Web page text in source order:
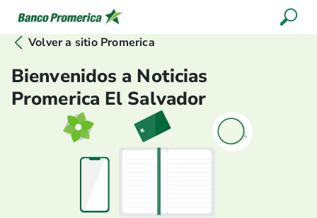
Volver a sitio Promerica
Bienvenidos a Noticias
Promerica El Salvador